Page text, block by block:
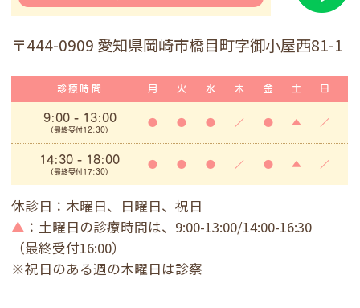
〒444-0909 愛知県岡崎市橋目町字御小屋西81-1
診療時間 月 火 水 木 金 土 日
9:00- 13:00
(最終受付12:30)
● ● ● ／ ● ▲ ／
14:30 - 18:00
(最終受付17:30)
● ● ● ／ ● ▲ ／
休診日：木曜日、日曜日、祝日
▲ ：土曜日の診療時間は、9:00-13:00/14:00-16:30
（最終受付16:00）
※祝日のある週の木曜日は診察